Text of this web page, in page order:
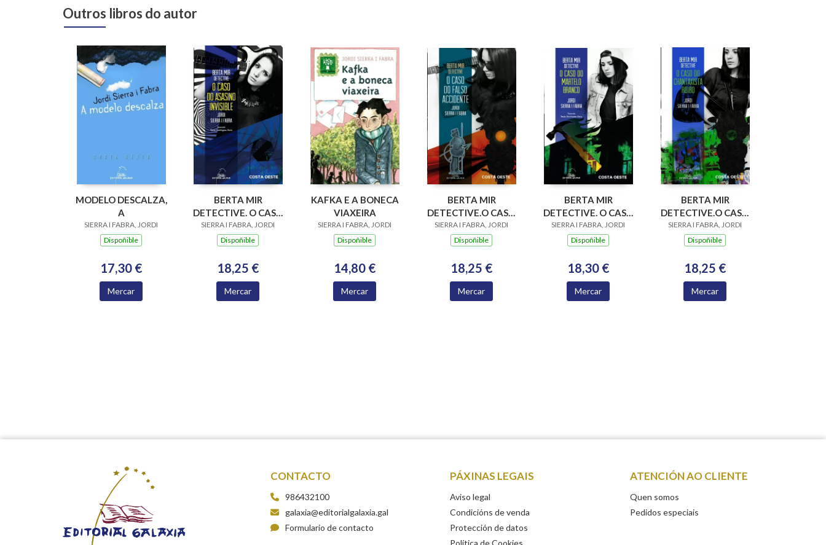
Outros libros do autor
MODELO DESCALZA,
A
SIERRA I FABRA, JORDI
Dispoñible
17,30 €
Mercar
BERTA MIR
DETECTIVE. O CASO
DO ASASINO
INVISIBLE
SIERRA I FABRA, JORDI
Dispoñible
18,25 €
Mercar
KAFKA E A BONECA
VIAXEIRA
SIERRA I FABRA, JORDI
Dispoñible
14,80 €
Mercar
BERTA MIR
DETECTIVE.O CASO
DO FALSO
ACCIDENTE
SIERRA I FABRA, JORDI
Dispoñible
18,25 €
Mercar
BERTA MIR
DETECTIVE. O CASO
DO MARTELO
BRANCO
SIERRA I FABRA, JORDI
Dispoñible
18,30 €
Mercar
BERTA MIR
DETECTIVE.O CASO
DO CHANTAXISTA
ROIBO
SIERRA I FABRA, JORDI
Dispoñible
18,25 €
Mercar
CONTACTO
986432100
galaxia@editorialgalaxia.gal
Formulario de contacto
PÁXINAS LEGAIS
Aviso legal
Condicións de venda
Protección de datos
Política de Cookies
ATENCIÓN AO CLIENTE
Quen somos
Pedidos especiais